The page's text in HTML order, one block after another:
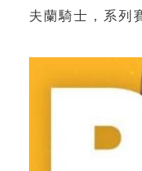
夫蘭騎士，系列